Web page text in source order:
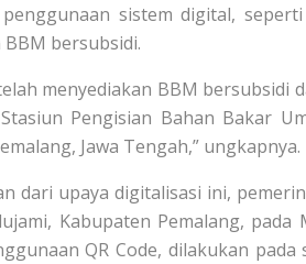
sistem digital,
bersubsidi.
menyediakan BBM
Pengisian Bahan Bakar
Jawa Tengah,” ungkapnya.
dari upaya digitalisasi ini,
Kabupaten Pemalang,
QR Code, dilakukan